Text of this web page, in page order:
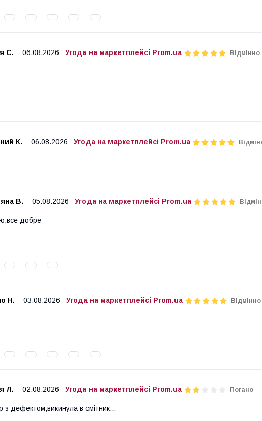
С. 06.08.2026 Угода на маркетплейсі Prom.ua Відмінно
К. 06.08.2026 Угода на маркетплейсі Prom.ua
В. 05.08.2026 Угода на маркетплейсі Prom.ua
добре
Н. 03.08.2026 Угода на маркетплейсі Prom.ua Відмінно
Л. 02.08.2026 Угода на маркетплейсі Prom.ua Погано
з дефектом,викинула в смітник...